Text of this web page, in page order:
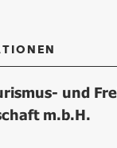
und
m.b.H.